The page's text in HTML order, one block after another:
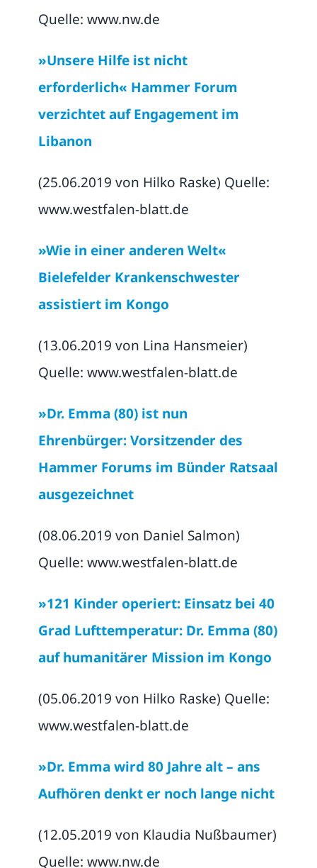
Quelle: www.nw.de
»Unsere Hilfe ist nicht
erforderlich« Hammer Forum
verzichtet auf Engagement im
Libanon
(25.06.2019 von Hilko Raske) Quelle:
www.westfalen-blatt.de
»Wie in einer anderen Welt«
Bielefelder Krankenschwester
assistiert im Kongo
(13.06.2019 von Lina Hansmeier)
Quelle: www.westfalen-blatt.de
»Dr. Emma (80) ist nun
Ehrenbürger: Vorsitzender des
Hammer Forums im Bünder Ratsaal
ausgezeichnet
(08.06.2019 von Daniel Salmon)
Quelle: www.westfalen-blatt.de
»121 Kinder operiert: Einsatz bei 40
Grad Lufttemperatur: Dr. Emma (80)
auf humanitärer Mission im Kongo
(05.06.2019 von Hilko Raske) Quelle:
www.westfalen-blatt.de
»Dr. Emma wird 80 Jahre alt – ans
Aufhören denkt er noch lange nicht
(12.05.2019 von Klaudia Nußbaumer)
Quelle: www.nw.de